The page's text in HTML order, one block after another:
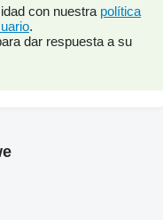
con nuestra política
.
dar respuesta a su